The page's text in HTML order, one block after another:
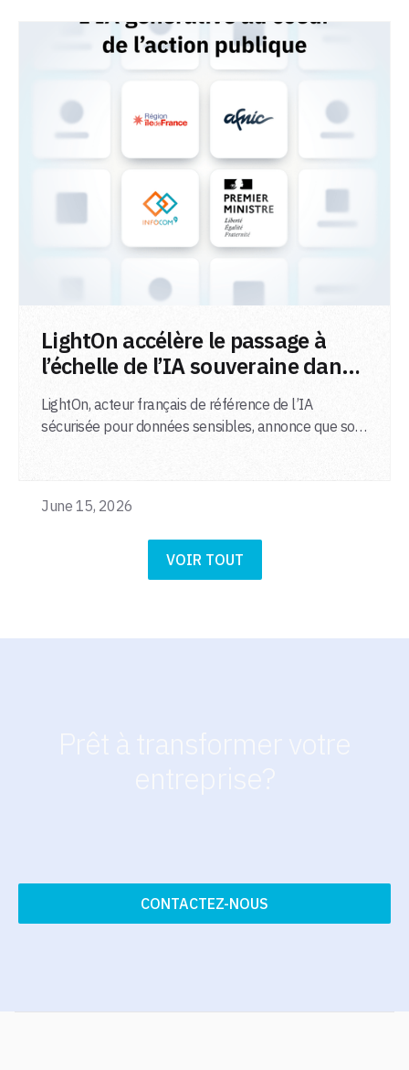
VOIR TOUT
LightOn accélère le passage à
l’échelle de l’IA souveraine dans
le secteur public
LightOn, acteur français de référence de l’IA
sécurisée pour données sensibles, annonce que son
June 15, 2026
CONTACTEZ-NOUS